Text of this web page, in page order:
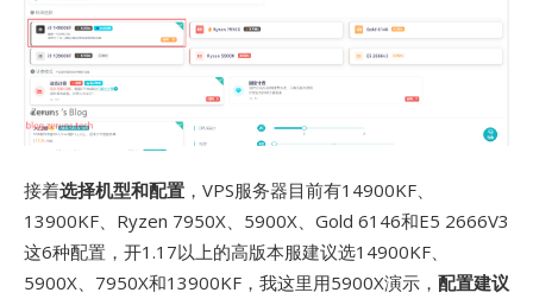
接着选择机型和配置 ，VPS服务器目前有14900KF、
13900KF、Ryzen 7950X、5900X、Gold 6146和E5 2666V3
这6种配置，开1.17以上的高版本服建议选14900KF、
5900X、7950X和13900KF，我这里用5900X演示， 配置建议